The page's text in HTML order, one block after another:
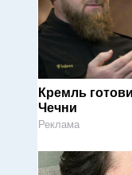
Кремль
Чечни
Реклама